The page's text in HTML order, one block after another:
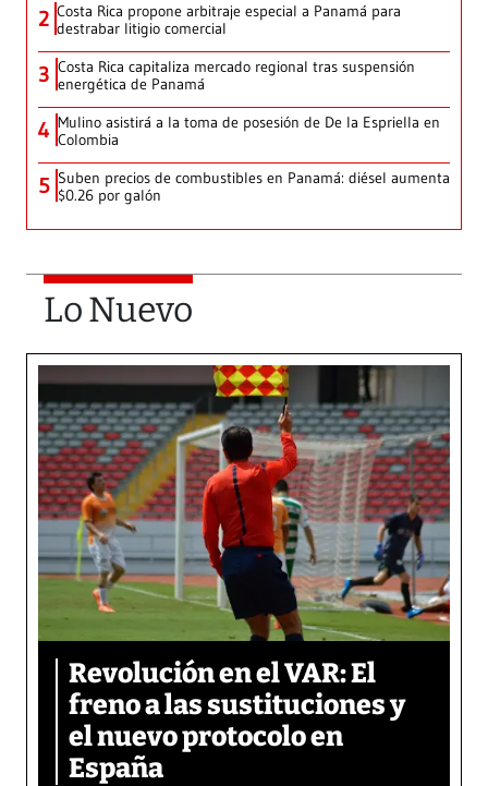
2 Costa Rica propone arbitraje especial a Panamá para
destrabar litigio comercial
3 Costa Rica capitaliza mercado regional tras suspensión
energética de Panamá
4 Mulino asistirá a la toma de posesión de De la Espriella en
Colombia
5 Suben precios de combustibles en Panamá: diésel aumenta
$0.26 por galón
Lo Nuevo
Revolución en el VAR: El
freno a las sustituciones y
el nuevo protocolo en
España